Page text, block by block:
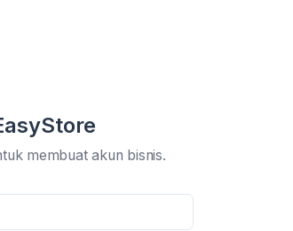
membuat akun bisnis.